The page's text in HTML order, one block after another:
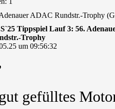
ADAC Rundstr.-Trophy
Tippspiel Lauf 3: 56.
Trophy
um 09:56:32
gefülltes